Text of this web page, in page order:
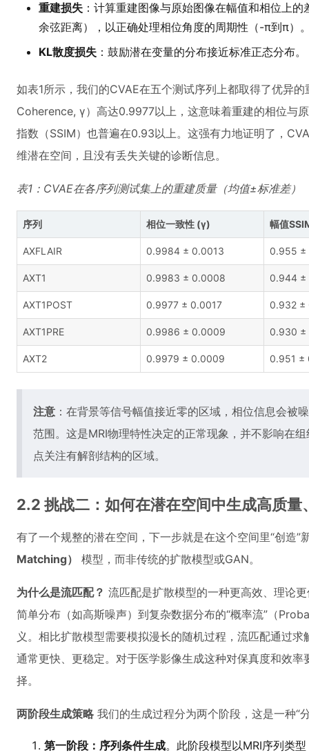
重建损失 ：计算重建图像与原始图像在幅值和相位上
余弦距离），以正确处理相位角度的周期性（-π到π）
KL散度损失 ：鼓励潜在变量的分布接近标准正态分布。
如表1所示，我们的CVAE在五个测试序列上都取得了优异
Coherence, γ）高达0.9977以上，这意味着重建的相位与
指数（SSIM）也普遍在0.93以上。这强有力地证明了，
维潜在空间，且没有丢失关键的诊断信息。
表1：CVAE在各序列测试集上的重建质量（均值±标准差）
序列 相位一致性 (γ) 幅值
AXFLAIR 0.9984 ± 0.0013 0.955 ±
AXT1 0.9983 ± 0.0008 0.944 ±
AXT1POST 0.9977 ± 0.0017 0.932 ±
AXT1PRE 0.9986 ± 0.0009 0.930 ±
AXT2 0.9979 ± 0.0009 0.951 ±
注意 ：在背景等信号幅值接近零的区域，相位信息会被
范围。这是MRI物理特性决定的正常现象，并不影响在
点关注有解剖结构的区域。
2.2 挑战二：如何在潜在空间中生成高质量
有了一个规整的潜在空间，下一步就是在这个空间里“创造”
Matching）
模型，而非传统的扩散模型或GAN。
为什么是流匹配？ 流匹配是扩散模型的一种更高效、理论
简单分布（如高斯噪声）到复杂数据分布的“概率流”（
义。相比扩散模型需要模拟漫长的随机过程，流匹配通过
通常更快、更稳定。对于医学影像生成这种对保真度和效
择。
两阶段生成策略 我们的生成过程分为两个阶段，这是一种“
第一阶段：序列条件生成。此阶段模型以MRI序列类